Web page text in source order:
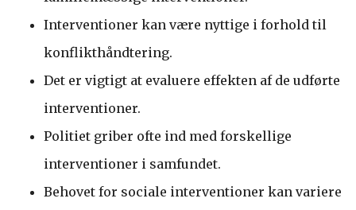
Interventioner kan være nyttige i forhold til
konflikthåndtering.
Det er vigtigt at evaluere effekten af ​​de udførte
interventioner.
Politiet griber ofte ind med forskellige
interventioner i samfundet.
Behovet for sociale interventioner kan variere